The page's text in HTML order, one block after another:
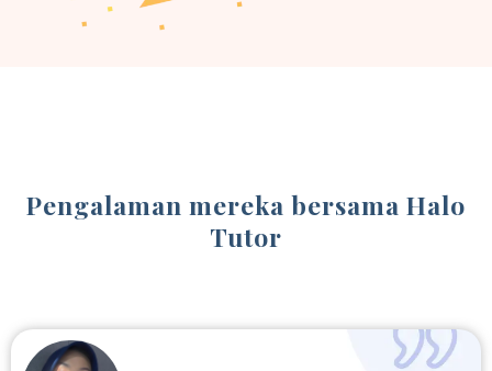
Pengalaman mereka bersama Halo
Tutor